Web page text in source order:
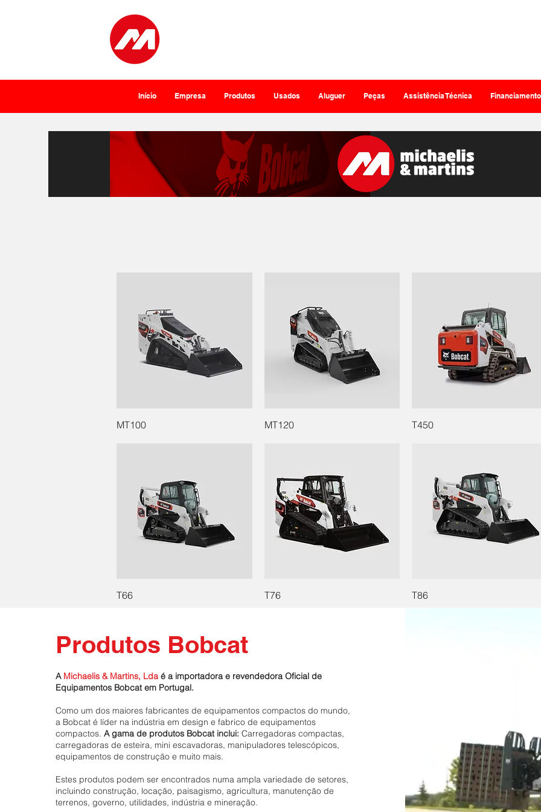
Início Empresa Produtos Usados Aluguer Peças Assistência Técnica Financiamento
MT100 MT120 T450
T66 T76 T86
Produtos Bobcat
A Michaelis & Martins, Lda é a importadora e revendedora Oficial de
Equipamentos Bobcat em Portugal.
Como um dos maiores fabricantes de equipamentos compactos do mundo,
a Bobcat é líder na indústria em design e fabrico de equipamentos
compactos.A gama de produtos Bobcat inclui:Carregadoras compactas,
carregadoras de esteira, mini escavadoras, manipuladores telescópicos,
equipamentos de construção e muito mais.
Estes produtos podem ser encontrados numa ampla variedade de setores,
incluindo construção, locação, paisagismo, agricultura, manutenção de
terrenos, governo, utilidades, indústria e mineração.